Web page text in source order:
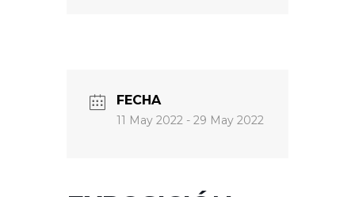
FECHA
11 May 2022 - 29 May 2022